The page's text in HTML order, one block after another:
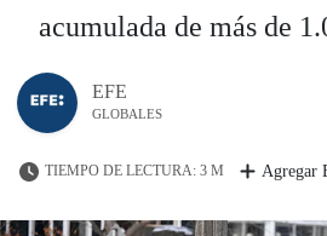
acumulada de más de
EFE
GLOBALES
TIEMPO DE LECTURA: 3 M Agregar